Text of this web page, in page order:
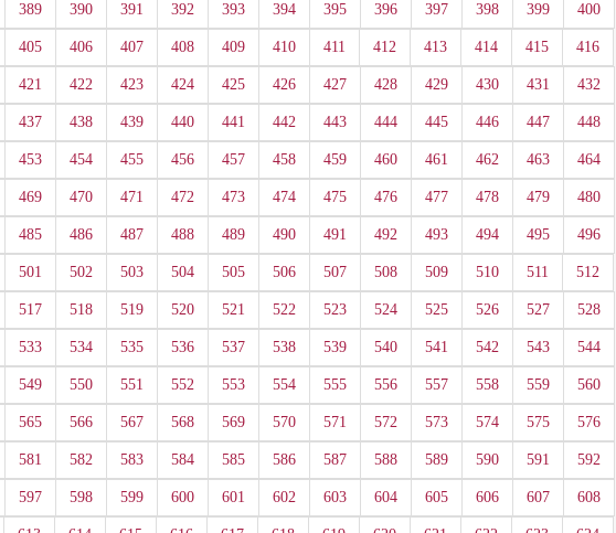
389 390 391 392 393 394 395 396 397 398 399 400
405 406 407 408 409 410 411 412 413 414 415 416
421 422 423 424 425 426 427 428 429 430 431 432
437 438 439 440 441 442 443 444 445 446 447 448
453 454 455 456 457 458 459 460 461 462 463 464
469 470 471 472 473 474 475 476 477 478 479 480
485 486 487 488 489 490 491 492 493 494 495 496
501 502 503 504 505 506 507 508 509 510 511 512
517 518 519 520 521 522 523 524 525 526 527 528
533 534 535 536 537 538 539 540 541 542 543 544
549 550 551 552 553 554 555 556 557 558 559 560
565 566 567 568 569 570 571 572 573 574 575 576
581 582 583 584 585 586 587 588 589 590 591 592
597 598 599 600 601 602 603 604 605 606 607 608